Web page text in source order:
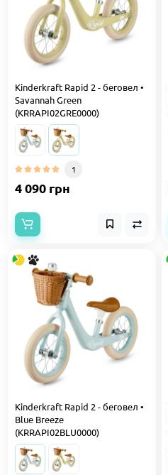
Kinderkraft Rapid 2 - беговел •
Savannah Green
(KRRAPI02GRE0000)
1
4 090 грн
Kinderkraft Rapid 2 - беговел •
Blue Breeze
(KRRAPI02BLU0000)